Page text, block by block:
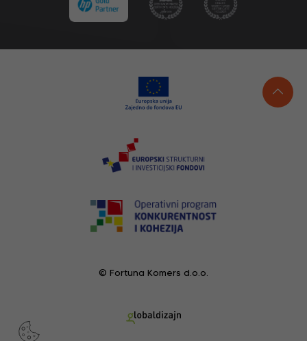
© Fortuna Komers d.o.o.